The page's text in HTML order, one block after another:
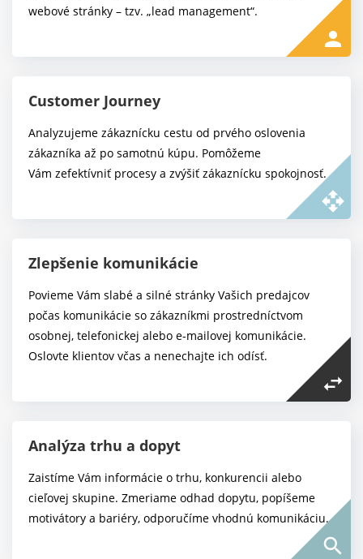
webové stránky – tzv. „lead management“.
person
Customer Journey
Analyzujeme zákaznícku cestu od prvého oslovenia
zákazníka až po samotnú kúpu. Pomôžeme
Vám zefektívniť procesy a zvýšiť zákaznícku spokojnosť.
open_with
Zlepšenie komunikácie
Povieme Vám slabé a silné stránky Vašich predajcov
počas komunikácie so zákazníkmi prostredníctvom
osobnej, telefonickej alebo e‑mailovej komunikácie.
Oslovte klientov včas a nenechajte ich odísť.
swap_horiz
Analýza trhu a dopyt
Zaistíme Vám informácie o trhu, konkurencii alebo
cieľovej skupine. Zmeriame odhad dopytu, popíšeme
motivátory a bariéry, odporučíme vhodnú komunikáciu.
search